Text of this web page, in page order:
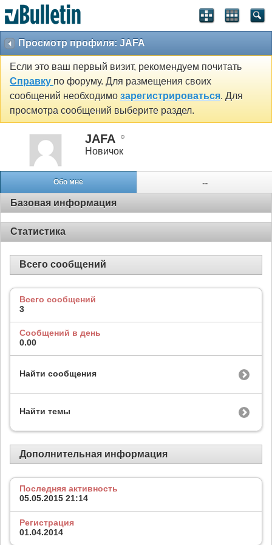
Просмотр профиля: JAFA
Если это ваш первый визит, рекомендуем почитать
Справку по форуму. Для размещения своих
сообщений необходимо зарегистрироваться. Для
просмотра сообщений выберите раздел.
JAFA
Новичок
Обо мне ...
Базовая информация
Статистика
Всего сообщений
Всего сообщений
3
Сообщений в день
0.00
Найти сообщения
Найти темы
Дополнительная информация
Последняя активность
05.05.2015 21:14
Регистрация
01.04.2014